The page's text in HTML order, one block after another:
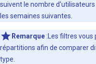
suivent le nombre
les semaines suivantes.
Remarque :Les filtres
répartitions afin de comparer
type.